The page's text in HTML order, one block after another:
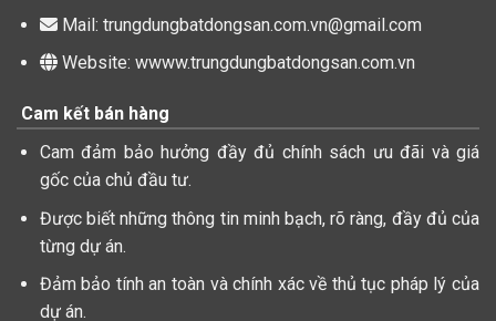
Mail: trungdungbatdongsan.com.vn@gmail.com
Website: wwww.trungdungbatdongsan.com.vn
Cam kết bán hàng
Cam đảm bảo hưởng đầy đủ chính sách ưu đãi và giá
gốc của chủ đầu tư.
Được biết những thông tin minh bạch, rõ ràng, đầy đủ của
từng dự án.
Đảm bảo tính an toàn và chính xác về thủ tục pháp lý của
dự án.